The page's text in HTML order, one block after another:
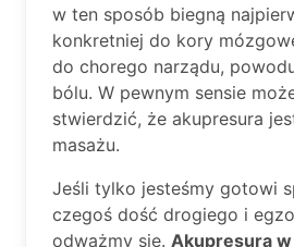
w ten sposób biegną
konkretniej do kory
do chorego narządu,
bólu. W pewnym sensie
stwierdzić, że akupresura
masażu.
Jeśli tylko jesteśmy gotowi
czegoś dość drogiego i
odważmy się. Akupresura